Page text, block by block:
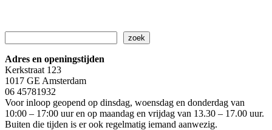
zoek
Adres en openingstijden
Kerkstraat 123
1017 GE Amsterdam
06 45781932
Voor inloop geopend op dinsdag, woensdag en donderdag van
10:00 – 17:00 uur en op maandag en vrijdag van 13.30 – 17.00 uur.
Buiten die tijden is er ook regelmatig iemand aanwezig.